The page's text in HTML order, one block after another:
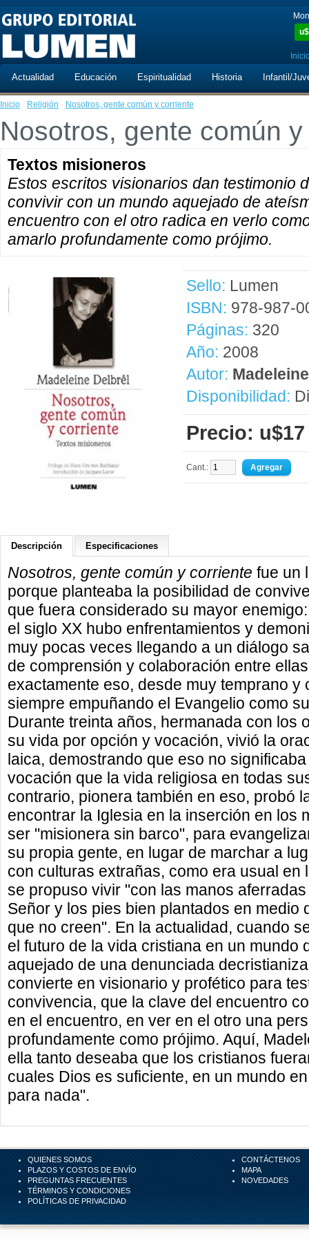
u$
Actualidad Educación Espiritualidad Historia Infantil/
Inicio · Religión · Nosotros, gente común y corriente
Nosotros, gente común
Textos misioneros
Estos escritos visionarios dan testimonio
convivir con un mundo aquejado de
encuentro con el otro radica en verlo
amarlo profundamente como prójimo.
Sello: Lumen
ISBN: 978-987-
Páginas: 320
Año: 2008
Autor:
Disponibilidad:
Precio: u$17
Cant.:
Descripción Especificaciones
Nosotros, gente común y corriente fue un
porque planteaba la posibilidad de
que fuera considerado su mayor
el siglo XX hubo enfrentamientos y
muy pocas veces llegando a un diálogo
de comprensión y colaboración entre
exactamente eso, desde muy temprano y
siempre empuñando el Evangelio como
Durante treinta años, hermanada con los
su vida por opción y vocación, vivió la
laica, demostrando que eso no
vocación que la vida religiosa en todas
contrario, pionera también en eso, probó
encontrar la Iglesia en la inserción en los
ser "misionera sin barco", para
su propia gente, en lugar de marchar a
con culturas extrañas, como era usual en
se propuso vivir "con las manos
Señor y los pies bien plantados en medio
que no creen". En la actualidad, cuando
el futuro de la vida cristiana en un mundo
aquejado de una denunciada
convierte en visionario y profético para
convivencia, que la clave del encuentro
en el encuentro, en ver en el otro una
profundamente como prójimo. Aquí,
ella tanto deseaba que los cristianos
cuales Dios es suficiente, en un mundo
para nada".
QUIENES SOMOS
PLAZOS Y COSTOS DE ENVÍO
PREGUNTAS FRECUENTES
TÉRMINOS Y CONDICIONES
POLÍTICAS DE PRIVACIDAD
CONTÁCTENOS
MAPA
NOVEDADES